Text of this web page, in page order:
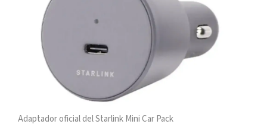
Adaptador oficial del Starlink Mini Car Pack